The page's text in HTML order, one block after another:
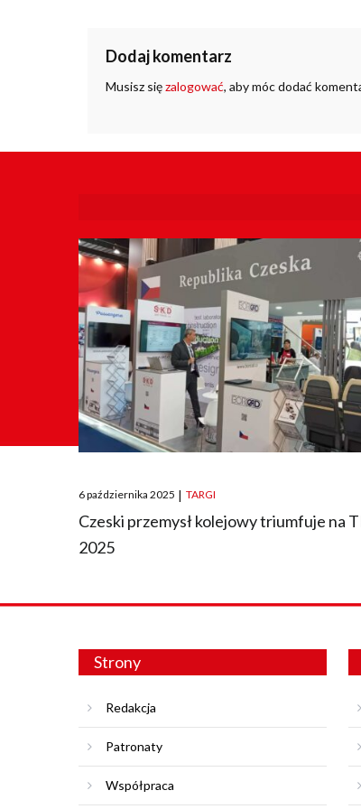
Dodaj komentarz
Musisz sięzalogować, aby móc dodać
Posted
on
6 października 2025 | TARGI
Czeski przemysł kolejowy triumfuje na
2025
Strony
Redakcja
Patronaty
Współpraca